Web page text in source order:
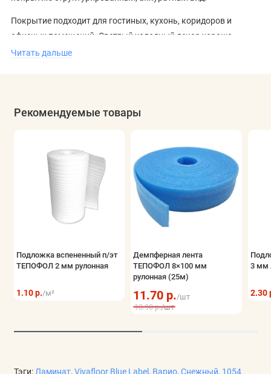
Покрытие подходит для гостиных, кухонь, коридоров и
офисных помещений. Светлый холодный декор хорошо
сочетается с белой и серой мебелью, бетоном, стеклом и
Читать дальше
Рекомендуемые товары
Подложка вспененный п/эт
ТЕПОФОЛ 2 мм рулонная
1.10 р./м²
Демпферная лента
ТЕПОФОЛ 8×100 мм
рулонная (25м)
11.70 р./шт
13.90 р./шт
3 мм
2.30
Тэги: Ламинат, Vivafloor Blue Label , Варио, Снежный, 1054